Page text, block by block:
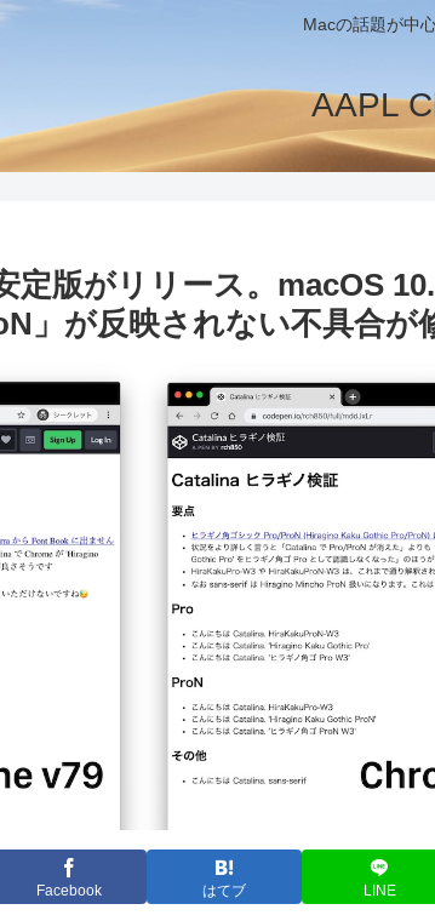
Macの話題が中
AAPL
定版がリリース。macOS
」が反映されない不具合が
Facebook はてブ LINE